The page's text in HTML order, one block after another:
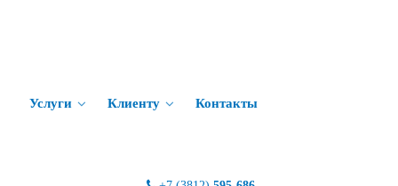
Услуги Клиенту Контакты